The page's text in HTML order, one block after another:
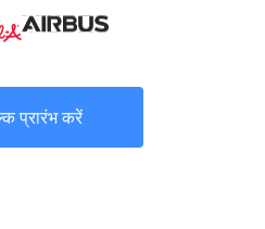
प्रारंभ करें